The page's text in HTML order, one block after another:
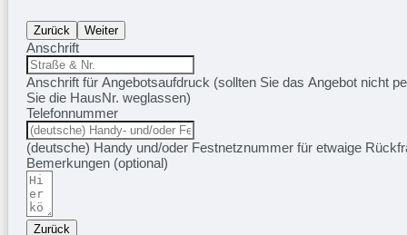
Zurück Weiter
Anschrift
Anschrift für Angebotsaufdruck (sollten Sie das Angebot nicht
Sie die HausNr. weglassen)
Telefonnummer
(deutsche) Handy und/oder Festnetznummer für etwaige
Bemerkungen (optional)
Zurück